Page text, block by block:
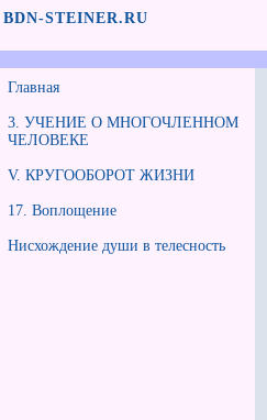
BDN-STEINER.RU
Главная
3. УЧЕНИЕ О МНОГОЧЛЕННОМ
ЧЕЛОВЕКЕ
V. КРУГООБОРОТ ЖИЗНИ
17. Воплощение
Нисхождение души в телесность